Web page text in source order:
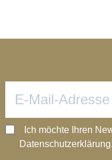
Ich möchte Ihren
Datenschutzerklärung.